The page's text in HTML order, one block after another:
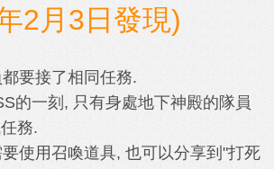
2月3日發現)
要接了相同任務.
的一刻, 只有身處地下神殿的隊員
務.
使用召喚道具, 也可以分享到"打死